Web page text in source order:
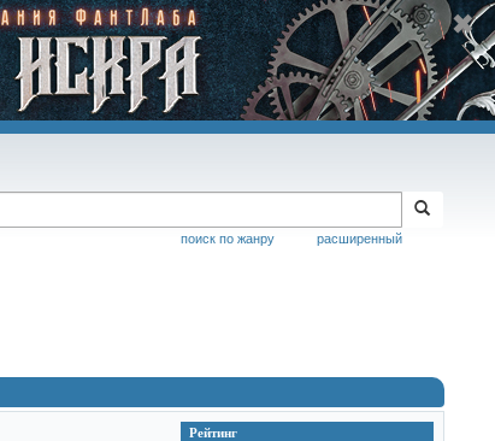
расширенный
поиск по жанру
Рейтинг